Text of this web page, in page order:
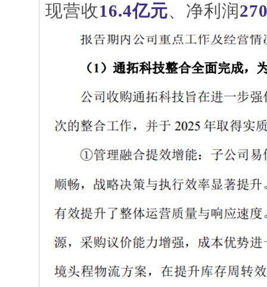
现营收16.4亿元、净利润